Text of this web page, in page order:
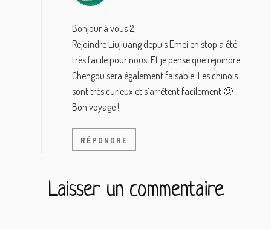
Bonjour à vous 2,
Rejoindre Liujiuang depuis Emei en stop a été
très facile pour nous. Et je pense que rejoindre
Chengdu sera également faisable. Les chinois
sont très curieux et s’arrêtent facilement 🙂
Bon voyage !
RÉPONDRE
Laisser un commentaire